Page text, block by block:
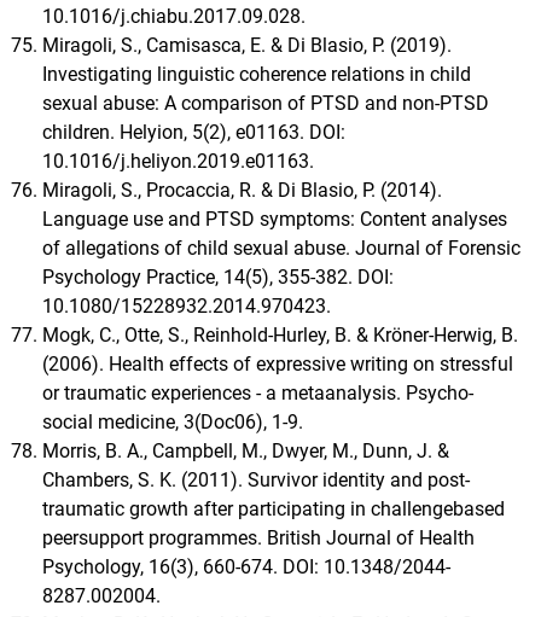
10.1016/j.chiabu.2017.09.028.
Miragoli, S., Camisasca, E. & Di Blasio, P. (2019).
Investigating linguistic coherence relations in child
sexual abuse: A comparison of PTSD and non-PTSD
children. Helyion, 5(2), e01163. DOI:
10.1016/j.heliyon.2019.e01163.
Miragoli, S., Procaccia, R. & Di Blasio, P. (2014).
Language use and PTSD symptoms: Content analyses
of allegations of child sexual abuse. Journal of Forensic
Psychology Practice, 14(5), 355-382. DOI:
10.1080/15228932.2014.970423.
Mogk, C., Otte, S., Reinhold-Hurley, B. & Kröner-Herwig, B.
(2006). Health effects of expressive writing on stressful
or traumatic experiences - a metaanalysis. Psycho-
social medicine, 3(Doc06), 1-9.
Morris, B. A., Campbell, M., Dwyer, M., Dunn, J. &
Chambers, S. K. (2011). Survivor identity and post-
traumatic growth after participating in challengebased
peersupport programmes. British Journal of Health
Psychology, 16(3), 660-674. DOI: 10.1348/2044-
8287.002004.